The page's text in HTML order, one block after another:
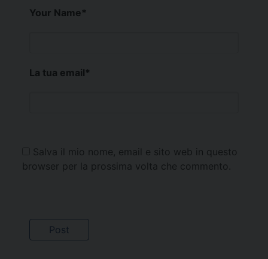
Your Name*
La tua email*
Salva il mio nome, email e sito web in questo
browser per la prossima volta che commento.